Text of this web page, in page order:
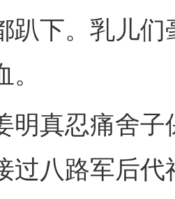
趴下。乳儿
真忍痛舍子
过八路军后